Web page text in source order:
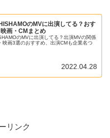
のMVに出演してる？おす
画・CMまとめ
のMVに出演してる？出演MVの関係
映画3選のおすすめ、出演CMも企業名つ
2022.04.28
リンク